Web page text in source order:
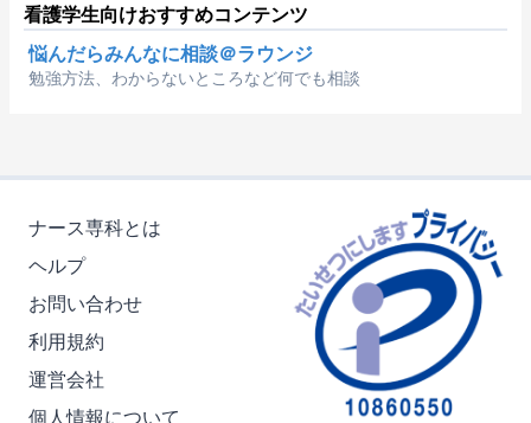
看護学生向けおすすめコンテンツ
悩んだらみんなに相談＠ラウンジ
勉強方法、わからないところなど何でも相談
ナース専科とは
ヘルプ
お問い合わせ
利用規約
運営会社
個人情報について